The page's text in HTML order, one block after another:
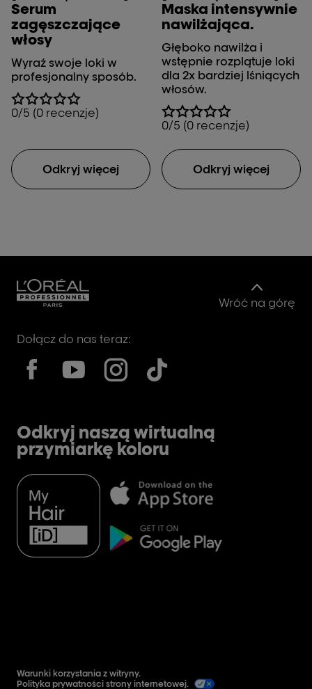
Serum
zagęszczające
włosy
Wyraź swoje loki w
profesjonalny sposób.
0/5 (0 recenzje)
Odkryj więcej
Maska intensywnie
nawilżająca.
Głęboko nawilża i
wstępnie rozplątuje loki
dla 2x bardziej lśniących
włosów.
0/5 (0 recenzje)
Odkryj więcej
Wróć na górę
Dołącz do nas teraz:
Odkryj naszą wirtualną
przymiarkę koloru
Warunki korzystania z witryny.
Polityka prywatności strony internetowej.